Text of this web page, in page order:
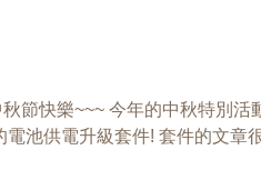
節快樂~~~ 今年的中秋特別活
池供電升級套件! 套件的文章